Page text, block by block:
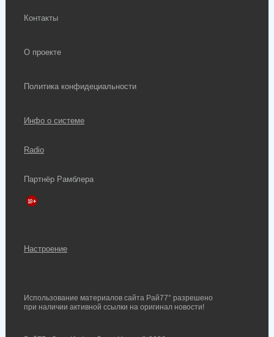
Контакты
О проекте
Политика конфидециальности
Инфо о системе
Radio
Партнёр Рамблера
Настроение
Использование материалов сайта Рай77° разрешено
при наличии активной ссылки на оригинал новости!